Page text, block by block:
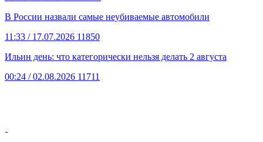
В России назвали самые неубиваемые автомобили
11:33 / 17.07.2026 11850
Ильин день: что категорически нельзя делать 2 августа
00:24 / 02.08.2026 11711